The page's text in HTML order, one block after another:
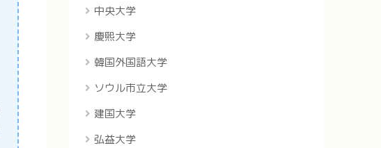
中央大学
慶煕大学
韓国外国語大学
ソウル市立大学
建国大学
弘益大学